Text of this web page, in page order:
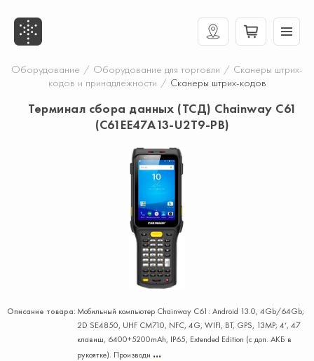
Оборудование / Оборудование для торговли / Сканеры штрих-
кодов и принадлежности / Сканеры штрих-кодов
Терминал сбора данных (ТСД) Chainway C61
(C61EE47A13-U2T9-PB)
Описание товара:Мобильный компьютер Chainway C61: Android 13.0, 4Gb/64Gb;
2D SE4850, UHF CM710, NFC, 4G, WIFI, BT, GPS, 13MP; 4‘, 47
клавиш, 6400+5200mAh, IP65, Extended Edition (с доп. АКБ в
рукоятке). Производи